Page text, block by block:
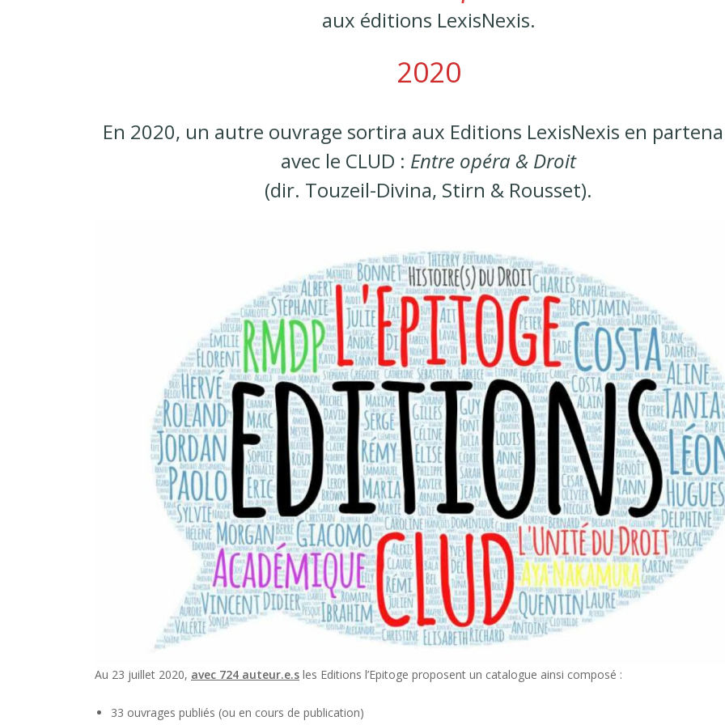
aux éditions LexisNexis.
2020
En 2020, un autre ouvrage sortira aux Editions LexisNexis en
avec le CLUD : Entre opéra & Droit
(dir. Touzeil-Divina, Stirn & Rousset).
Au 23 juillet 2020, avec 724 auteur.e.s les Editions l’Epitoge proposent un catalogue ainsi composé :
33 ouvrages publiés (ou en cours de publication)